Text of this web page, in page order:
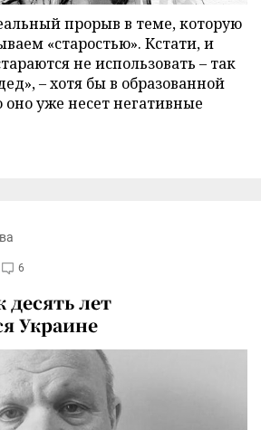
прорыв в теме, которую
«старостью». Кстати, и
не использовать – так
– хотя бы в образованной
оно уже несет негативные
6
лет
Украине